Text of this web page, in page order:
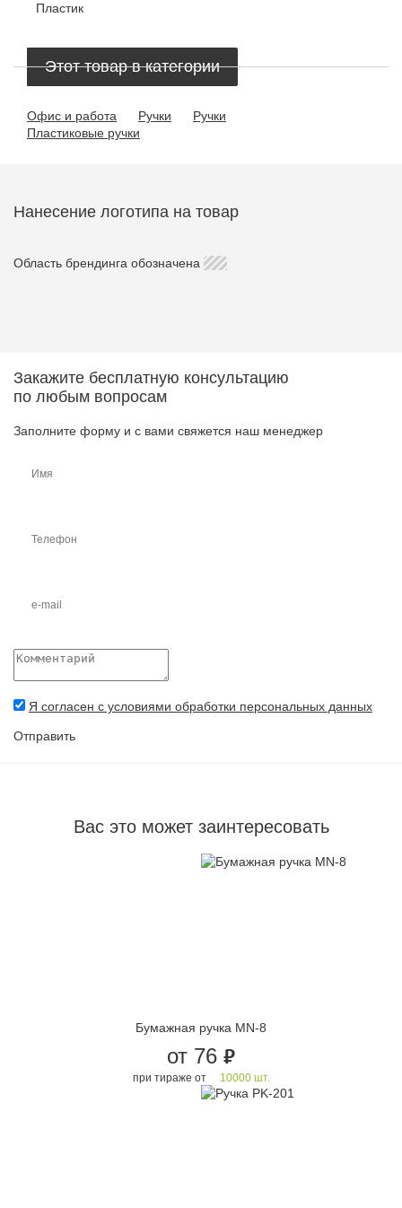
Пластик
Этот товар в категории
Офис и работа Ручки
Ручки
Пластиковые ручки
Нанесение логотипа на товар
Область брендинга обозначена
Закажите бесплатную консультацию
по любым вопросам
Заполните форму и с вами свяжется наш менеджер
Я согласен с условиями обработки персональных данных
Отправить
Вас это может заинтересовать
Бумажная ручка MN-8
от 76 руб.
при тираже от 10000 шт.